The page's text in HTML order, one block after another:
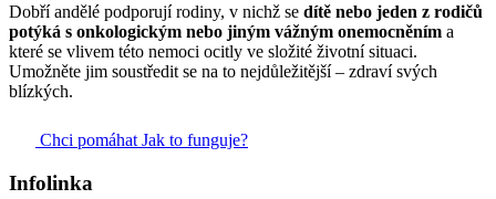
Dobří andělé podporují rodiny, v nichž se dítě nebo jeden z rodičů
potýká s onkologickým nebo jiným vážným onemocněním a
které se vlivem této nemoci ocitly ve složité životní situaci.
Umožněte jim soustředit se na to nejdůležitější – zdraví svých
blízkých.
Chci pomáhat Jak to funguje?
Infolinka